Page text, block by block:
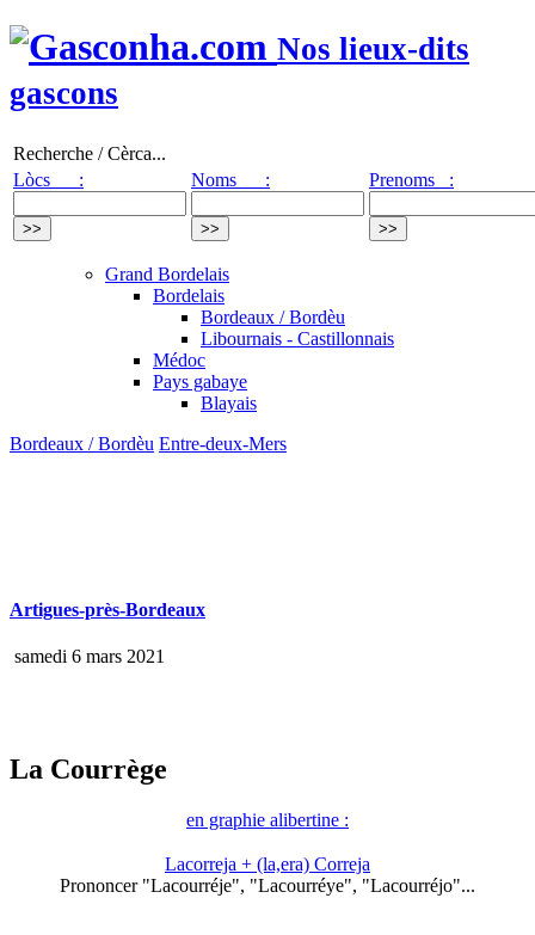
Nos lieux-dits
gascons
Recherche / Cèrca...
Lòcs :
Noms : Prenoms :
Grand Bordelais
Bordelais
Bordeaux / Bordèu
Libournais - Castillonnais
Médoc
Pays gabaye
Blayais
Bordeaux / Bordèu Entre-deux-Mers
Artigues-près-Bordeaux
samedi 6 mars 2021
La Courrège
en graphie alibertine :
Lacorreja + (la,era) Correja
Prononcer "Lacourréje", "Lacourréye", "Lacourréjo"...